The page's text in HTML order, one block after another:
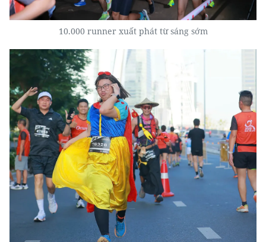
10.000 runner xuất phát từ sáng sớm